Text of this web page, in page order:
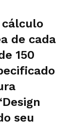
de cada
150
seu